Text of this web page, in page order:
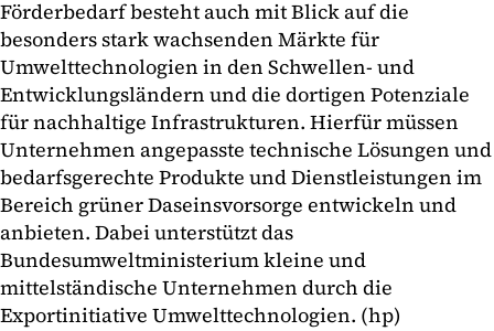
Förderbedarf besteht auch mit Blick auf die
besonders stark wachsenden Märkte für
Umwelttechnologien in den Schwellen- und
Entwicklungsländern und die dortigen Potenziale
für nachhaltige Infrastrukturen. Hierfür müssen
Unternehmen angepasste technische Lösungen und
bedarfsgerechte Produkte und Dienstleistungen im
Bereich grüner Daseinsvorsorge entwickeln und
anbieten. Dabei unterstützt das
Bundesumweltministerium kleine und
mittelständische Unternehmen durch die
Exportinitiative Umwelttechnologien. (hp)